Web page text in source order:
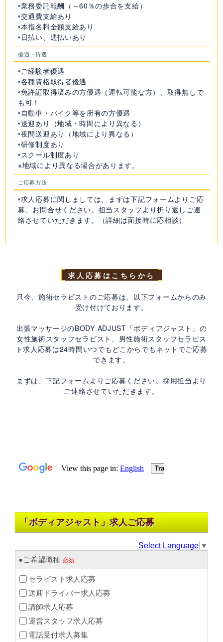
◦業務委託報酬（～60％の歩合を支給）
◦交通費支給あり
◦本指名料全額支給あり
◦日払い、週払いあり
優遇・待遇
◦ご経験者優遇
◦各種資格取得者優遇
◦免許証取得済みの方優遇（運転可能な方）、取得無しで
も可！
◦自動車・バイク等を所有の方優遇
◦送迎あり（地域・時間により異なる）
◦夜間送迎あり（地域により異なる）
◦研修制度あり
◦スクール制度あり
※地域により異なる場合があります。
ご応募方法
◦求人応募に関しましては、まずは下記フォームよりご応
募、お問合せください。担当スタッフより折り返しご連
絡させていただきます。（詳細は面接時に応相談）
求人応募はこちらから
只今、施術セラピストのご応募は、以下フォームからのみ
受け付けております。
出張マッサージのBODY ADJUST「ボディアジャスト」の
女性施術スタッフセラピスト、男性施術スタッフセラピス
ト求人応募は24時間いつでもどこからでもネットでご応募
できます。
まずは、下記フォームよりご応募ください。採用担当より
ご連絡させていただきます。